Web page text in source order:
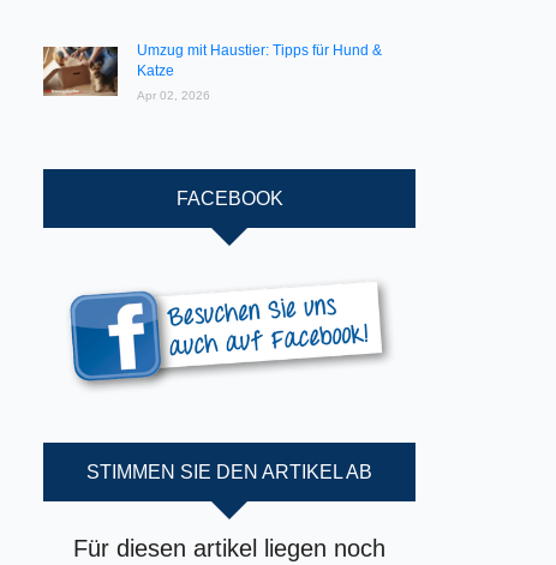
Umzug mit Haustier: Tipps für Hund &
Katze
Apr 02, 2026
FACEBOOK
STIMMEN SIE DEN ARTIKEL AB
Für diesen artikel liegen noch